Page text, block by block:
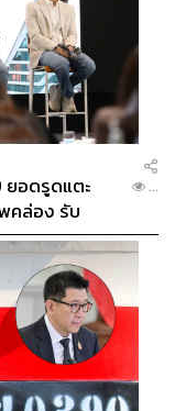
ยอดรูดแตะ
คล่อง รับ
ป้า
...